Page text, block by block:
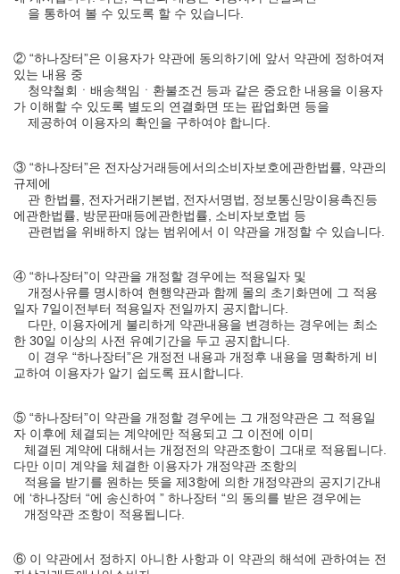
을 통하여 볼 수 있도록 할 수 있습니다.
② “하나장터”은 이용자가 약관에 동의하기에 앞서 약관에 정하여져
있는 내용 중
청약철회ㆍ배송책임ㆍ환불조건 등과 같은 중요한 내용을 이용자
가 이해할 수 있도록 별도의 연결화면 또는 팝업화면 등을
제공하여 이용자의 확인을 구하여야 합니다.
③ “하나장터”은 전자상거래등에서의소비자보호에관한법률, 약관의
규제에
관 한법률, 전자거래기본법, 전자서명법, 정보통신망이용촉진등
에관한법률, 방문판매등에관한법률, 소비자보호법 등
관련법을 위배하지 않는 범위에서 이 약관을 개정할 수 있습니다.
④ “하나장터”이 약관을 개정할 경우에는 적용일자 및
개정사유를 명시하여 현행약관과 함께 몰의 초기화면에 그 적용
일자 7일이전부터 적용일자 전일까지 공지합니다.
다만, 이용자에게 불리하게 약관내용을 변경하는 경우에는 최소
한 30일 이상의 사전 유예기간을 두고 공지합니다.
이 경우 “하나장터”은 개정전 내용과 개정후 내용을 명확하게 비
교하여 이용자가 알기 쉽도록 표시합니다.
⑤ “하나장터”이 약관을 개정할 경우에는 그 개정약관은 그 적용일
자 이후에 체결되는 계약에만 적용되고 그 이전에 이미
체결된 계약에 대해서는 개정전의 약관조항이 그대로 적용됩니다.
다만 이미 계약을 체결한 이용자가 개정약관 조항의
적용을 받기를 원하는 뜻을 제3항에 의한 개정약관의 공지기간내
에 ‘하나장터 “에 송신하여 ” 하나장터 “의 동의를 받은 경우에는
개정약관 조항이 적용됩니다.
⑥ 이 약관에서 정하지 아니한 사항과 이 약관의 해석에 관하여는 전